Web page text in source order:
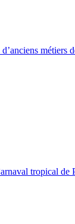
métiers
tropical de